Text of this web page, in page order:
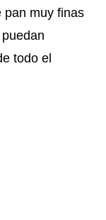
pan muy finas
todo el